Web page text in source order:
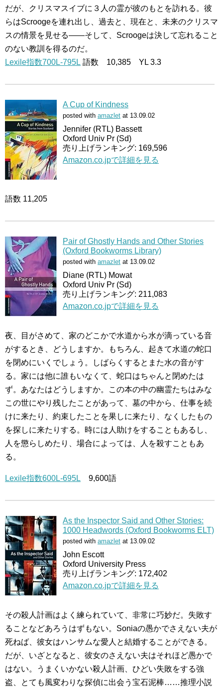
だが、クリスマスイブに３人の霊が彼のもとを訪れる。彼
らはScroogeを連れ出し、過去と、現在と、未来のクリスマ
スの情景を見せる――そして、Scroogeは決して忘れること
のない教訓を得るのだ。
Lexile指数700L-795L 語数 10,385 YL 3.3
A Cup of Kindness
posted with amazlet at 13.09.02
Jennifer (RTL) Bassett
Oxford Univ Pr (Sd)
売り上げランキング: 169,596
Amazon.co.jpで詳細を見る
語数 11,205
Pair of Ghostly Hands and Other Stories
(Oxford Bookworms Library)
posted with amazlet at 13.09.02
Diane (RTL) Mowat
Oxford Univ Pr (Sd)
売り上げランキング: 211,083
Amazon.co.jpで詳細を見る
夜、目がさめて、家のどこかで水道から水が滴っている音
がするとき、どうしますか。もちろん、起きて水道の蛇口
を閉めにいくでしょう。しばらくするとまた水の音がす
る。家には他に誰もいなくて、蛇口はちゃんと閉めたは
ず。あなたはどうしますか。この本の中の幽霊たちはみな
この世にやり残したことがあって、墓の中から、仕事を続
けに来たり、約束したことを果しに来たり、なくしたもの
を探しに来たりする。時には人助けをすることもあるし、
人を懲らしめたり、場合によっては、人を殺すこともあ
る。
Lexile指数600L-695L 9,600語
As the Inspector Said and Other Stories:
1000 Headwords (Oxford Bookworms ELT)
posted with amazlet at 13.09.02
John Escott
Oxford University Press
売り上げランキング: 172,402
Amazon.co.jpで詳細を見る
その殺人計画はよく練られていて、非常に巧妙だ。失敗す
ることなどあろうはずもない。Soniaの愚かでさえない夫が
死ねば、彼女はハンサムな愛人と結婚することができる。
だが、いざとなると、彼女のさえない夫はそれほど愚かで
はない。うまくいかない殺人計画、ひどい失敗をする強
盗、とても風変わりな探偵に出会う宝石泥棒……推理小説